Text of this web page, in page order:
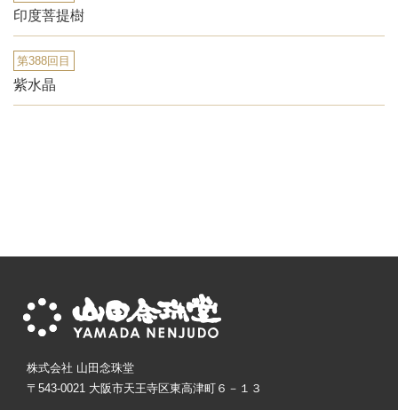
印度菩提樹
第388回目
紫水晶
株式会社 山田念珠堂
〒543-0021 大阪市天王寺区東高津町６－１３